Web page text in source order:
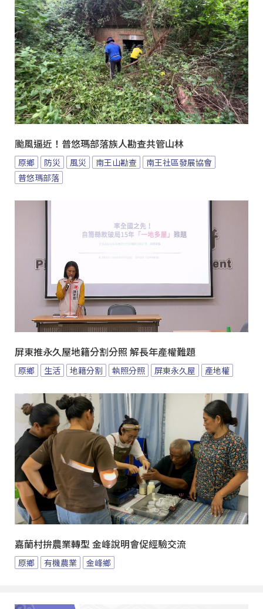
颱風逼近！普悠瑪部落族人勘查共管山林
原鄉 防災 風災 南王山勘查
南王社區發展協會
普悠瑪部落
屏東推永久屋地籍分割分照 解長年產權難題
原鄉 生活 地籍分割 執照分照 屏東永久屋 產地權
嘉蘭村拚農業轉型 金峰說明會促經驗交流
原鄉 有機農業 金峰鄉